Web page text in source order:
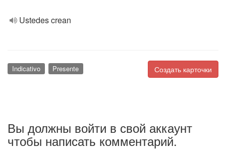
Ustedes crean
Создать карточки
Indicativo Presente
Вы должны войти в свой аккаунт
чтобы написать комментарий.